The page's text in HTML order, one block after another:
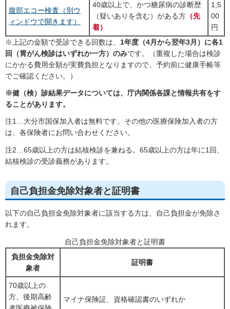
腹部エコー検査（別ウ
ィンドウで開きます）
40歳以上で、かつ糖尿病の診断歴
（疑いありを含む）がある方 （先
着）
1,5
00
円
※上記の金額で受診できる回数は、 1年度（4月から翌年3月）に各1
回（胃がん検診はいずれか一方）のみです。（重複した場合は検診
にかかる費用全額が実費負担となりますので、予約前に健康手帳等
でご確認ください。）
※健（検）診結果データについては、庁内関係各課と情報共有をす
ることがあります。
注1…大分市国保加入者は無料です。その他の医療保険加入者の方
は、各保険者にお問い合わせください。
注2…65歳以上の方は結核検診を兼ねる。65歳以上の方は年に1回、
結核検診の受診義務があります。
自己負担金免除対象者と証明書
以下の自己負担金免除対象者に該当する方は、自己負担金が免除さ
れます。
自己負担金免除対象者と証明書
負担金免除対
象者
証明書
70歳以上の
方、後期高齢
マイナ保険証、資格確認書のいずれか